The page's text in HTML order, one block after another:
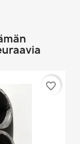
favorite_border